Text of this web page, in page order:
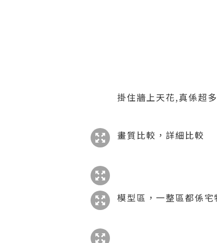
掛住牆上天花,真係超多
畫質比較，詳細比較
模型區，一整區都係宅